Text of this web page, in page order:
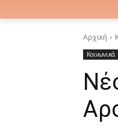
Αρχική
Κοινωνικά